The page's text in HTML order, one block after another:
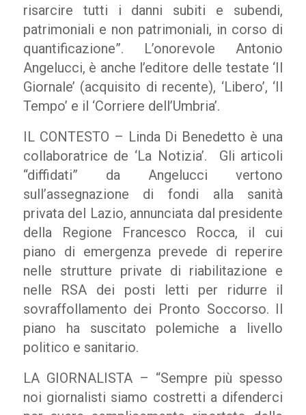
risarcire tutti i danni subiti e subendi,
patrimoniali e non patrimoniali, in corso di
quantificazione”. L’onorevole Antonio
Angelucci, è anche l’editore delle testate ‘Il
Giornale’ (acquisito di recente), ‘Libero’, ‘Il
Tempo’ e il ‘Corriere dell’Umbria’.
IL CONTESTO – Linda Di Benedetto è una
collaboratrice de ‘La Notizia’. Gli articoli
“diffidati” da Angelucci vertono
sull’assegnazione di fondi alla sanità
privata del Lazio, annunciata dal presidente
della Regione Francesco Rocca, il cui
piano di emergenza prevede di reperire
nelle strutture private di riabilitazione e
nelle RSA dei posti letti per ridurre il
sovraffollamento dei Pronto Soccorso. Il
piano ha suscitato polemiche a livello
politico e sanitario.
LA GIORNALISTA – “Sempre più spesso
noi giornalisti siamo costretti a difenderci